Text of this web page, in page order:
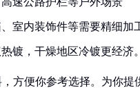
、室内装饰件等需要精细加
热镀，干燥地区冷镀更经
方便你参考选择。为你提